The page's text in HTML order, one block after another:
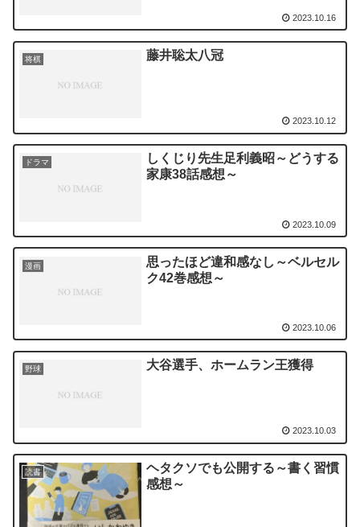
2023.10.16
将棋 藤井聡太八冠
2023.10.12
ドラマ
しくじり先生足利義昭～どうする
家康38話感想～
2023.10.09
漫画
思ったほど違和感なし～ベルセル
ク42巻感想～
2023.10.06
野球 大谷選手、ホームラン王獲得
2023.10.03
読書
ヘタクソでも公開する～書く習慣
感想～